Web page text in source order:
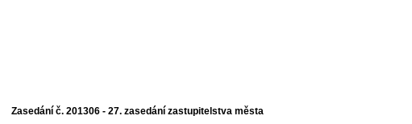
Zasedání č. 201306 - 27. zasedání zastupitelstva města